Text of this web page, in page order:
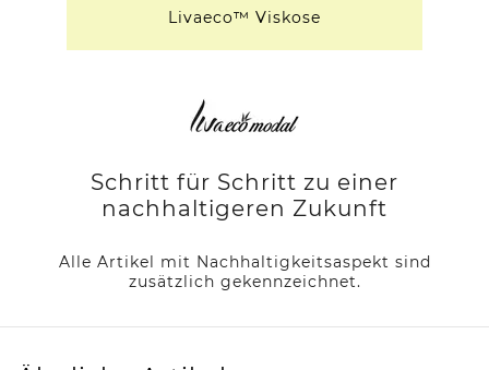
Livaeco™ Viskose
Schritt für Schritt zu einer
nachhaltigeren Zukunft
Alle Artikel mit Nachhaltigkeitsaspekt sind
zusätzlich gekennzeichnet.